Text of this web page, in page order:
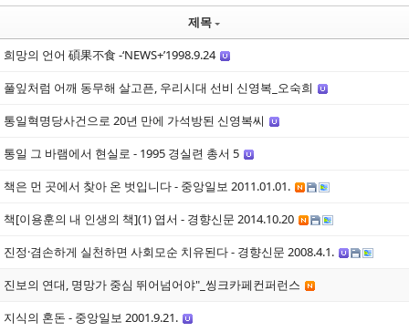
제목
희망의 언어 碩果不食 -‘NEWS+’1998.9.24
풀잎처럼 어깨 동무해 살고픈, 우리시대 선비 신영복_오숙희
통일혁명당사건으로 20년 만에 가석방된 신영복씨
통일 그 바램에서 현실로 - 1995 경실련 총서 5
책은 먼 곳에서 찾아 온 벗입니다 - 중앙일보 2011.01.01.
책[이용훈의 내 인생의 책](1) 엽서 - 경향신문 2014.10.20
진정·겸손하게 실천하면 사회모순 치유된다 - 경향신문 2008.4.1.
진보의 연대, 명망가 중심 뛰어넘어야"_씽크카페컨퍼런스
지식의 혼돈 - 중앙일보 2001.9.21.